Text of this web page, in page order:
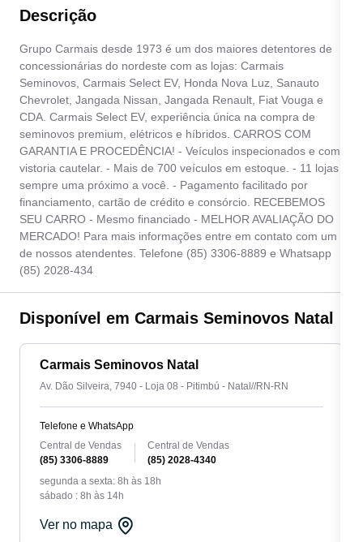
Descrição
Grupo Carmais desde 1973 é um dos maiores detentores de
concessionárias do nordeste com as lojas: Carmais
Seminovos, Carmais Select EV, Honda Nova Luz, Sanauto
Chevrolet, Jangada Nissan, Jangada Renault, Fiat Vouga e
CDA. Carmais Select EV, experiência única na compra de
seminovos premium, elétricos e híbridos. CARROS COM
GARANTIA E PROCEDÊNCIA! - Veículos inspecionados e com
vistoria cautelar. - Mais de 700 veículos em estoque. - 11 lojas
sempre uma próximo a você. - Pagamento facilitado por
financiamento, cartão de crédito e consórcio. RECEBEMOS
SEU CARRO - Mesmo financiado - MELHOR AVALIAÇÃO DO
MERCADO! Para mais informações entre em contato com um
de nossos atendentes. Telefone (85) 3306-8889 e Whatsapp
(85) 2028-434
Disponível em Carmais Seminovos Natal
Carmais Seminovos Natal
Av. Dão Silveira, 7940 - Loja 08 - Pitimbú - Natal//RN-RN
Telefone e WhatsApp
Central de Vendas
(85) 3306-8889
Central de Vendas
(85) 2028-4340
segunda a sexta: 8h às 18h
sábado : 8h às 14h
Ver no mapa
Ao informar meus dados, eu concordo com aPolítica de privacidade
Enviar